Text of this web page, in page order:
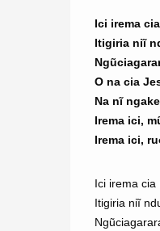
Ici irema
Itigiria niĩ
O na cia
Na nĩ
Irema ici,
Irema ici,
Ici irema
Itigiria niĩ